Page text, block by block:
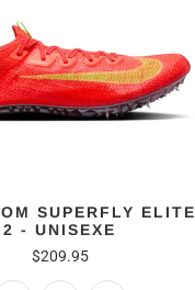
SUPERFLY ELITE
2 - UNISEXE
$209.95